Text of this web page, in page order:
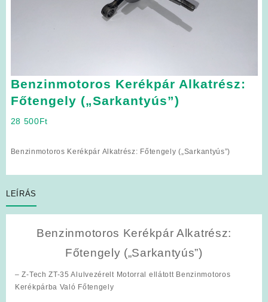
Benzinmotoros Kerékpár Alkatrész:
Főtengely („Sarkantyús”)
28 500Ft
Benzinmotoros Kerékpár Alkatrész: Főtengely („Sarkantyús”)
LEÍRÁS
Benzinmotoros Kerékpár Alkatrész:
Főtengely („Sarkantyús”)
– Z-Tech ZT-35 Alulvezérelt Motorral ellátott Benzinmotoros
Kerékpárba Való Főtengely